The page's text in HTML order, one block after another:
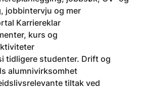
jobbintervju og mer
Karriereklar
kurs og
tidligere studenter. Drift og
alumnivirksomhet
tiltak ved